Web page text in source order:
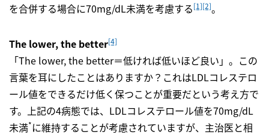
を合併する場合に70mg/dL未満を考慮する[1][2]。
The lower, the better[4]
「The lower, the better＝低ければ低いほど良い」。この
言葉を耳にしたことはありますか？これはLDLコレステロ
ール値をできるだけ低く保つことが重要だという考え方で
す。上記の4病態では、LDLコレステロール値を70mg/dL
未満*に維持することが考慮されていますが、主治医と相